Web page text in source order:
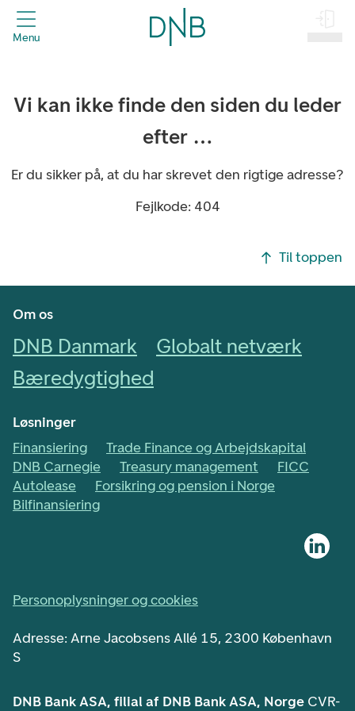
header.title
Menu
Vi kan ikke finde den siden du leder
efter …
Er du sikker på, at du har skrevet den rigtige adresse?
Fejlkode: 404
Til toppen
Om os
DNB Danmark
Globalt netværk
Bæredygtighed
Løsninger
Finansiering
Trade Finance og Arbejdskapital
DNB Carnegie
Treasury management
FICC
Autolease
Forsikring og pension i Norge
Bilfinansiering
Personoplysninger og cookies
Adresse: Arne Jacobsens Allé 15, 2300 København
S
DNB Bank ASA, filial af DNB Bank ASA, Norge CVR-